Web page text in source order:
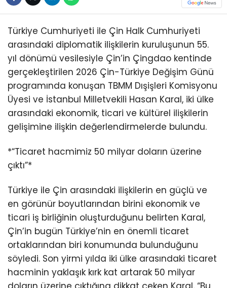
Türkiye Cumhuriyeti ile Çin Halk Cumhuriyeti
arasındaki diplomatik ilişkilerin kuruluşunun 55.
yıl dönümü vesilesiyle Çin’in Çingdao kentinde
gerçekleştirilen 2026 Çin-Türkiye Değişim Günü
programında konuşan TBMM Dışişleri Komisyonu
Üyesi ve İstanbul Milletvekili Hasan Karal, iki ülke
arasındaki ekonomik, ticari ve kültürel ilişkilerin
gelişimine ilişkin değerlendirmelerde bulundu.
*“Ticaret hacmimiz 50 milyar doların üzerine
çıktı”*
Türkiye ile Çin arasındaki ilişkilerin en güçlü ve
en görünür boyutlarından birini ekonomik ve
ticari iş birliğinin oluşturduğunu belirten Karal,
Çin’in bugün Türkiye’nin en önemli ticaret
ortaklarından biri konumunda bulunduğunu
söyledi. Son yirmi yılda iki ülke arasındaki ticaret
hacminin yaklaşık kırk kat artarak 50 milyar